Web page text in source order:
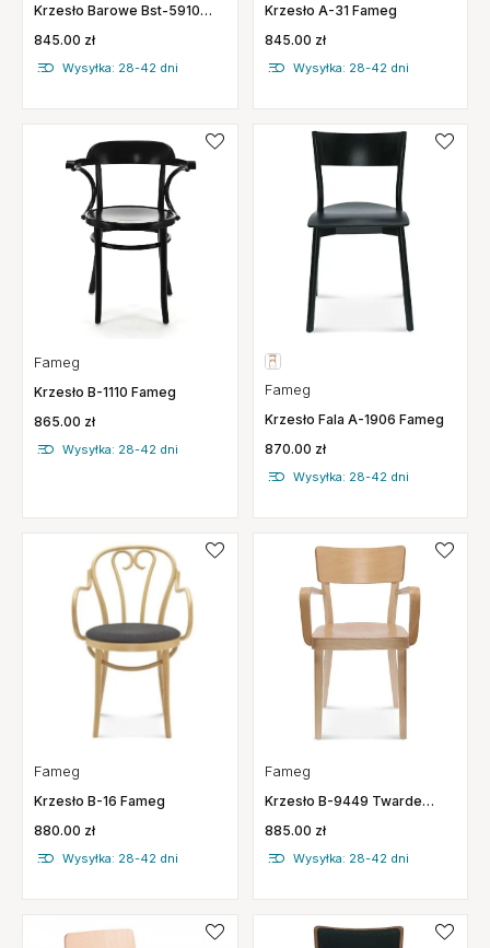
Krzesło Barowe Bst-5910
845.00 zł
Wysyłka: 28-42 dni
Krzesło A-31 Fameg
845.00 zł
Wysyłka: 28-42 dni
Fameg
Krzesło B-1110 Fameg
865.00 zł
Wysyłka: 28-42 dni
Fameg
Krzesło Fala A-1906 Fameg
870.00 zł
Wysyłka: 28-42 dni
Fameg
Krzesło B-16 Fameg
880.00 zł
Wysyłka: 28-42 dni
Fameg
Krzesło B-9449 Twarde
885.00 zł
Wysyłka: 28-42 dni